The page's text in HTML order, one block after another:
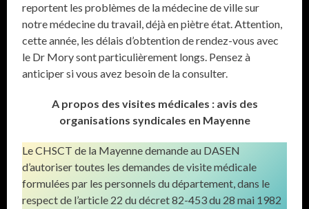
reportent les problèmes de la médecine de ville sur
notre médecine du travail, déjà en piètre état. Attention,
cette année, les délais d’obtention de rendez-vous avec
le Dr Mory sont particulièrement longs. Pensez à
anticiper si vous avez besoin de la consulter.
A propos des visites médicales : avis des
organisations syndicales en Mayenne
Le CHSCT de la Mayenne demande au DASEN
d’autoriser toutes les demandes de visite médicale
formulées par les personnels du département, dans le
respect de l’article 22 du décret 82-453 du 28 mai 1982